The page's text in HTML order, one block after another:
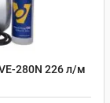
280N 226 л/м